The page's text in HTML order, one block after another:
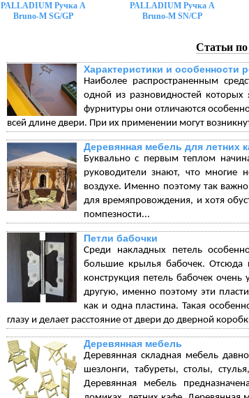
PALLADIUM Ручка A
Bruno-M SG/GP
PALLADIUM Ручка A
Bruno-M SN/CP
Статьи по
Характеристики и особенности
Наиболее распространенным
одной из разновидностей
фурнитуры они отличаются
всей длине двери. При их применении могут
Деревянная мебель для летних
Буквально с первым теплом
руководители знают, что многие
воздухе. Именно поэтому так
для времяпровождения, и хотя
помпезности...
Петли бабочки
Среди накладных петель
большие крылья бабочек. Отсюда
конструкция петель бабочек очень
другую, именно поэтому эти
как и одна пластина. Такая
глазу и делает расстояние от двери до дверной
Деревянная мебель
Деревянная складная мебель
шезлонги, табуреты, столы,
Деревянная мебель